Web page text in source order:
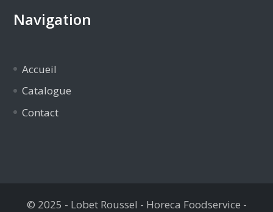
Navigation
Accueil
Catalogue
Contact
© 2025 - Lobet Roussel - Horeca Foodservice -